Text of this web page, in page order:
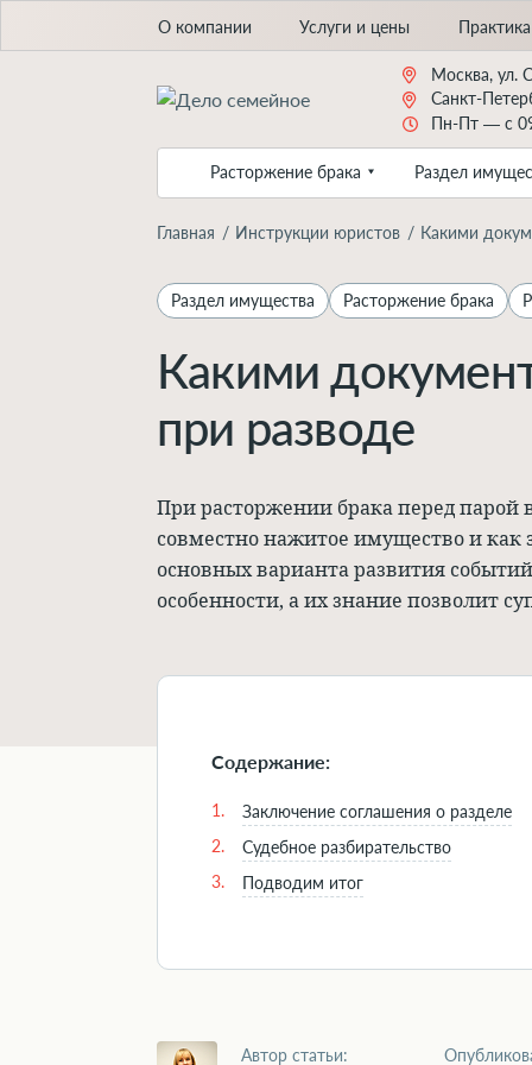
О компании Услуги и цены Практика
Москва, ул.
Санкт-
Пн-Пт — с
Расторжение брака Раздел
Главная Инструкции юристов Какими
Раздел имущества Расторжение брака
Какими
при разводе
При расторжении брака перед парой
совместно нажитое имущество и как
основных варианта развития
особенности, а их знание позволит
Содержание:
1.
Заключение соглашения о разделе
2.
Судебное разбирательство
3.
Подводим итог
Автор статьи: